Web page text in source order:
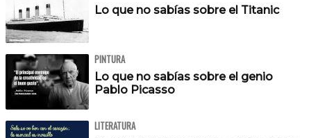
Lo que no sabías sobre el Titanic
PINTURA
Lo que no sabías sobre el genio
Pablo Picasso
LITERATURA